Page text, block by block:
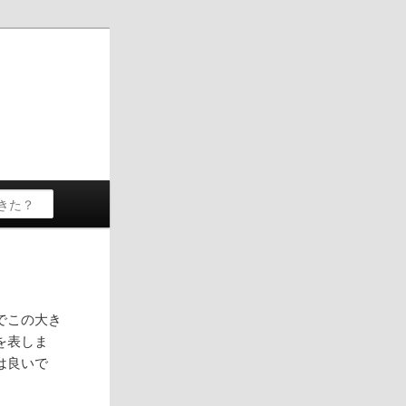
この大き
表しま
良いで